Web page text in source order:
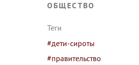
ОБЩЕСТВО
Теги
#дети-сироты
#правительство